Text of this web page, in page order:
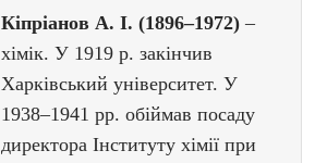
Кіпріанов А. І. (1896–1972) –
хімік. У 1919 р. закінчив
Харківський університет. У
1938–1941 рр. обіймав посаду
директора Інституту хімії при